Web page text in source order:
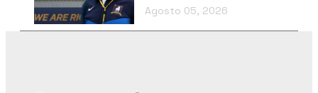
Agosto 05, 2026